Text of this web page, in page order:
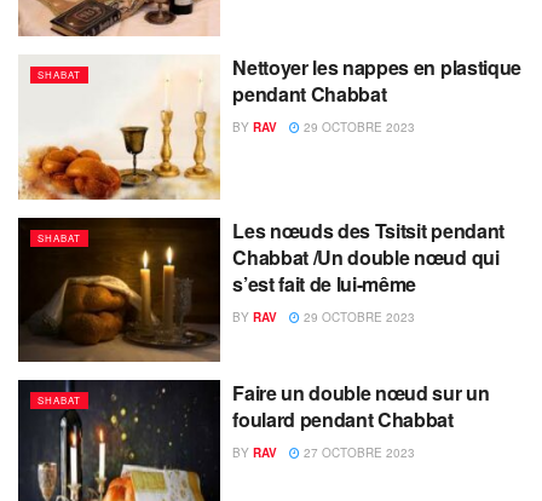
SHABAT
Nettoyer les nappes en plastique
pendant Chabbat
BY RAV 29 OCTOBRE 2023
SHABAT
Les nœuds des Tsitsit pendant
Chabbat /Un double nœud qui
s’est fait de lui-même
BY RAV 29 OCTOBRE 2023
SHABAT
Faire un double nœud sur un
foulard pendant Chabbat
BY RAV 27 OCTOBRE 2023